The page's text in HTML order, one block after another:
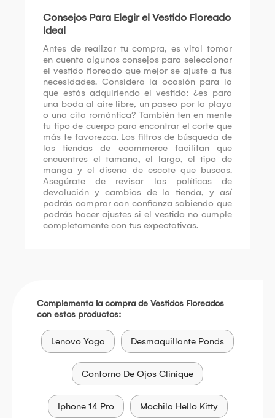
Consejos Para Elegir el Vestido Floreado
Ideal
Antes de realizar tu compra, es vital tomar
en cuenta algunos consejos para seleccionar
el vestido floreado que mejor se ajuste a tus
necesidades. Considera la ocasión para la
que estás adquiriendo el vestido: ¿es para
una boda al aire libre, un paseo por la playa
o una cita romántica? También ten en mente
tu tipo de cuerpo para encontrar el corte que
más te favorezca. Los filtros de búsqueda de
las tiendas de ecommerce facilitan que
encuentres el tamaño, el largo, el tipo de
manga y el diseño de escote que buscas.
Asegúrate de revisar las políticas de
devolución y cambios de la tienda, y así
podrás comprar con confianza sabiendo que
podrás hacer ajustes si el vestido no cumple
completamente con tus expectativas.
Complementa la compra de Vestidos Floreados
con estos productos:
Lenovo Yoga Desmaquillante Ponds
Contorno De Ojos Clinique
Iphone 14 Pro Mochila Hello Kitty